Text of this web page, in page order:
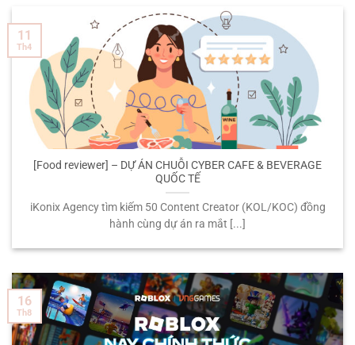
[Food reviewer] – DỰ ÁN CHUỖI CYBER CAFE & BEVERAGE
QUỐC TẾ
iKonix Agency tìm kiếm 50 Content Creator (KOL/KOC) đồng
hành cùng dự án ra mắt [...]
11
Th4
16
Th8